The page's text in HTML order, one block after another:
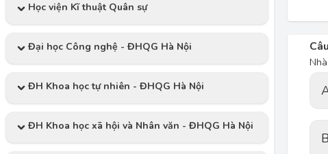
Học viện Kĩ thuật Quân sự
Đại học Công nghệ - ĐHQG Hà Nội
ĐH Khoa học tự nhiên - ĐHQG Hà Nội
ĐH Khoa học xã hội và Nhân văn - ĐHQG Hà Nội